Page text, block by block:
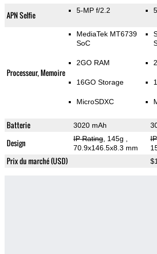
APN Selfie 5-MP f/2.2
Processeur, Memoire
MediaTek MT6739
SoC
2GO RAM
16GO Storage
MicroSDXC
Batterie 3020 mAh
Design IP Rating, 145g
70.9x146.5x8.3 mm
Prix du marché (USD)